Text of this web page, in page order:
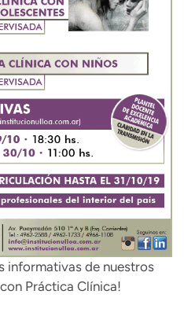
informativas de nuestros
Práctica Clínica!